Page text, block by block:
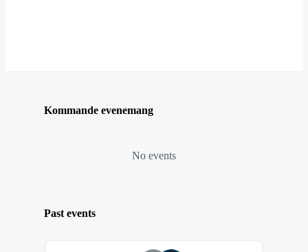
Kommande evenemang
No events
Past events